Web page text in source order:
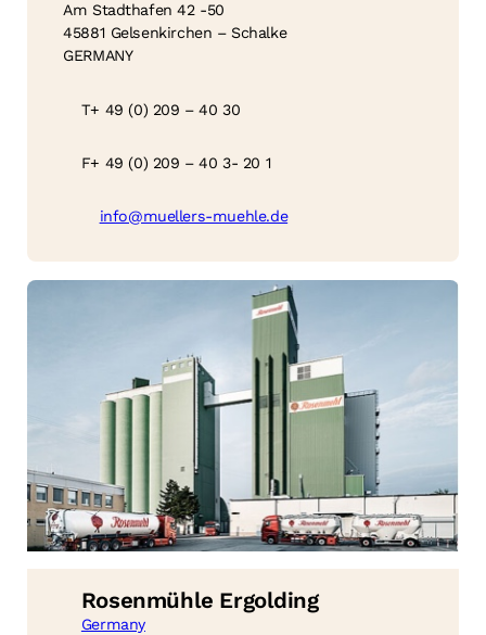
Am Stadthafen 42 -50
45881 Gelsenkirchen – Schalke
GERMANY
T+ 49 (0) 209 – 40 30
F+ 49 (0) 209 – 40 3- 20 1
info@muellers-muehle.de
Rosenmühle Ergolding
Germany